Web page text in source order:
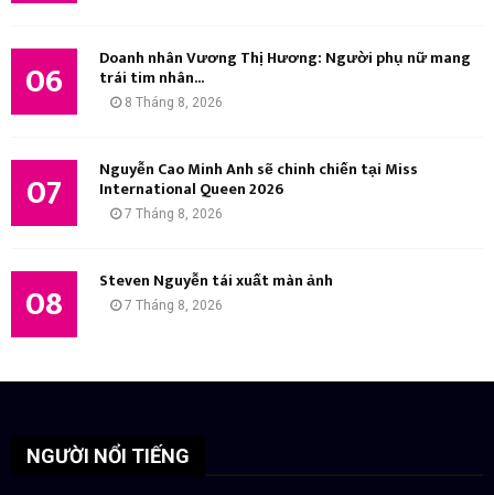
06 Doanh nhân Vương Thị Hương: Người phụ nữ mang
trái tim nhân...
8 Tháng 8, 2026
07 Nguyễn Cao Minh Anh sẽ chinh chiến tại Miss
International Queen 2026
7 Tháng 8, 2026
08 Steven Nguyễn tái xuất màn ảnh
7 Tháng 8, 2026
NGƯỜI NỔI TIẾNG